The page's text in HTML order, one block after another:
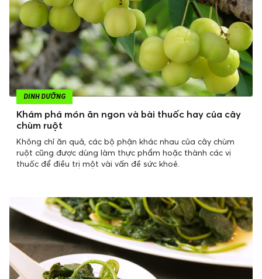
DINH DƯỠNG
Khám phá món ăn ngon và bài thuốc hay của cây
chùm ruột
Không chỉ ăn quả, các bộ phận khác nhau của cây chùm
ruột cũng được dùng làm thực phẩm hoặc thành các vị
thuốc để điều trị một vài vấn đề sức khoẻ.